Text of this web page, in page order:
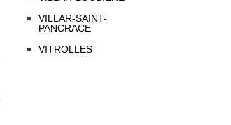
VILLAR-SAINT-
PANCRACE
VITROLLES